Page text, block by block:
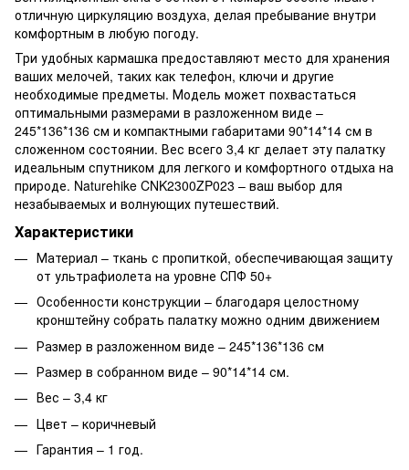
отличную циркуляцию воздуха, делая пребывание внутри
комфортным в любую погоду.
Три удобных кармашка предоставляют место для хранения
ваших мелочей, таких как телефон, ключи и другие
необходимые предметы. Модель может похвастаться
оптимальными размерами в разложенном виде –
245*136*136 см и компактными габаритами 90*14*14 см в
сложенном состоянии. Вес всего 3,4 кг делает эту палатку
идеальным спутником для легкого и комфортного отдыха на
природе. Naturehike CNK2300ZP023 – ваш выбор для
незабываемых и волнующих путешествий.
Характеристики
Материал – ткань с пропиткой, обеспечивающая защиту
от ультрафиолета на уровне СПФ 50+
Особенности конструкции – благодаря целостному
кронштейну собрать палатку можно одним движением
Размер в разложенном виде – 245*136*136 см
Размер в собранном виде – 90*14*14 см.
Вес – 3,4 кг
Цвет – коричневый
Гарантия – 1 год.